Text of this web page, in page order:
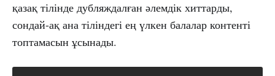
қазақ тілінде дубляждалған әлемдік хиттарды,
сондай-ақ ана тіліндегі ең үлкен балалар контенті
топтамасын ұсынады.